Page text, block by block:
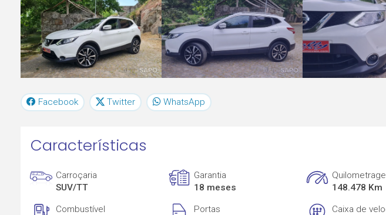
Facebook Twitter WhatsApp
Características
Carroçaria
SUV/TT
Garantia
18 meses
148.478 Km
Combustível
Portas
Caixa de